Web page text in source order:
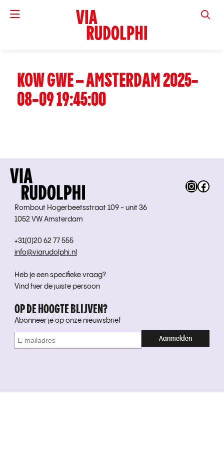
VIA
KOW GWE – AMSTERDAM 2025-
08-09 19:45:00
Rombout Hogerbeetsstraat 109 - unit 36
1052 VW Amsterdam
+31(0)20 62 77 555
info@viarudolphi.nl
Heb je een specifieke vraag?
Vind hier de juiste persoon
OP DE HOOGTE BLIJVEN?
Abonneer je op onze nieuwsbrief